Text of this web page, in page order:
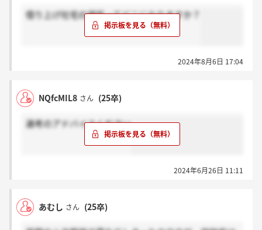
借り上げ社宅の場所ってどこになりますか？
2024年8月6日 17:04
NQfcMIL8 さん (25卒)
選考のアドバイスください
2024年6月26日 11:11
あむし さん (25卒)